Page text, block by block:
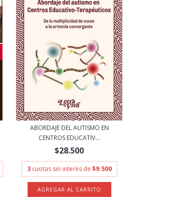
ABORDAJE DEL AUTISMO EN
CENTROS EDUCATIV...
$28.500
3 cuotas sin interés de $9.500